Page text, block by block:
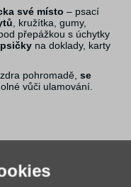
své místo – psací
, kružítka, gumy,
přepážkou s úchytky
na doklady, karty
pohromadě, se
vůči ulamování.